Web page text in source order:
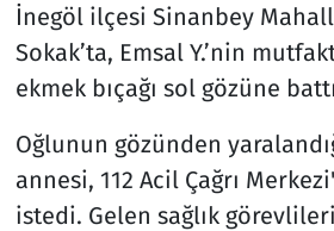
İnegöl ilçesi Sinanbey
Sokak’ta, Emsal Y.’nin
ekmek bıçağı sol gözüne
Oğlunun gözünden
annesi, 112 Acil Çağrı
istedi. Gelen sağlık
Spor
Teknoloji ve Bilim
Televizyon